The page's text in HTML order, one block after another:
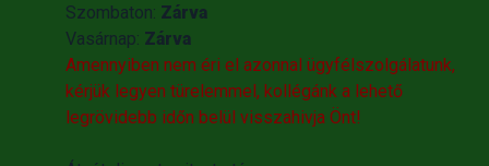
Kapható kiszerelések: 340g
Kiszerelés:340g / Zacskó
Raktáron, utolsó darabok
Egységár:
Nettó ár:
Törékeny:Nem
Szombaton: Zárva
Vasárnap: Zárva
Amennyiben nem éri el azonnal ügyfélszolgálatunk,
kérjük legyen türelemmel, kollégánk a lehető
legrövidebb időn belül visszahivja Önt!